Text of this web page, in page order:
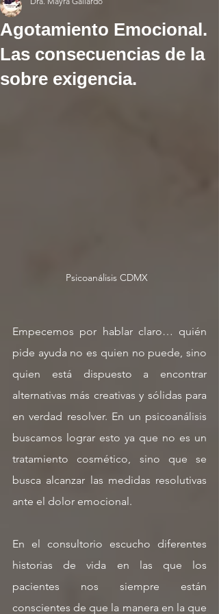
Agotamiento Emocional.
Las consecuencias de la
sobre exigencia.
Psicoanálisis CDMX
Empecemos por hablar claro… quién
pide ayuda no es quien no puede, sino
quien está dispuesto a encontrar
alternativas más creativas y sólidas para
en verdad resolver. En un psicoanálisis
buscamos lograr esto ya que no es un
tratamiento cosmético, sino que se
busca alcanzar las medidas resolutivas
ante el dolor emocional.
En el consultorio escucho diferentes
historias de vida en las que los
pacientes nos siempre están
conscientes de que la manera en la que